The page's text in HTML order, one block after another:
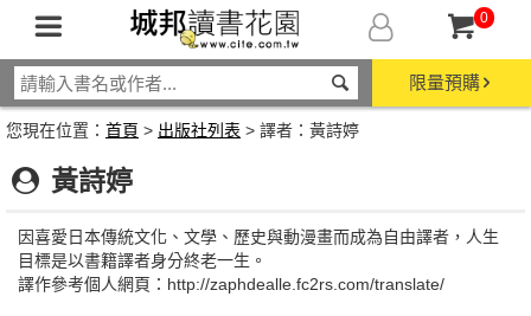
0
限量預購
您現在位置： 首頁 > 出版社列表 > 譯者：黃詩婷
黃詩婷
因喜愛日本傳統文化、文學、歷史與動漫畫而成為自由譯者，人生
目標是以書籍譯者身分終老一生。
譯作參考個人網頁：http://zaphdealle.fc2rs.com/translate/